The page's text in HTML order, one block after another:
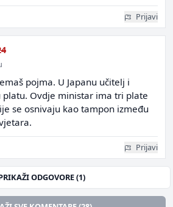
Prijavi
pojma. U Japanu učitelj i
Ovdje ministar ima tri plate
se osnivaju kao tampon između
Prijavi
ODGOVORE (1)